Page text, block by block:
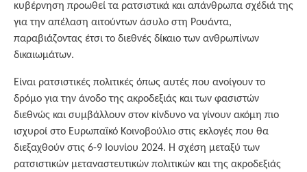
κυβέρνηση προωθεί τα ρατσιστικά και απάνθρωπα σχέδιά της
για την απέλαση αιτούντων άσυλο στη Ρουάντα,
παραβιάζοντας έτσι το διεθνές δίκαιο των ανθρωπίνων
δικαιωμάτων.
Είναι ρατσιστικές πολιτικές όπως αυτές που ανοίγουν το
δρόμο για την άνοδο της ακροδεξιάς και των φασιστών
διεθνώς και συμβάλλουν στον κίνδυνο να γίνουν ακόμη πιο
ισχυροί στο Ευρωπαϊκό Κοινοβούλιο στις εκλογές που θα
διεξαχθούν στις 6-9 Ιουνίου 2024. Η σχέση μεταξύ των
ρατσιστικών μεταναστευτικών πολιτικών και της ακροδεξιάς